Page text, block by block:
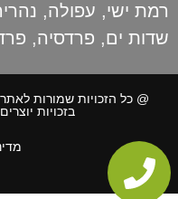
רמת ישי, עפולה,
שדות ים, פרדסיה,
@ כל הזכויות שמורות
בזכויות